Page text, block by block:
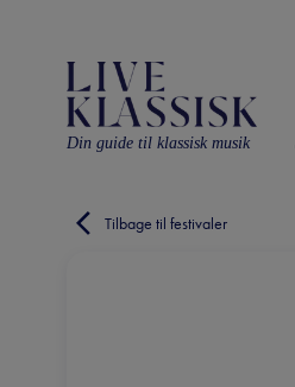
Din guide til klassisk musik
Tilbage til festivaler